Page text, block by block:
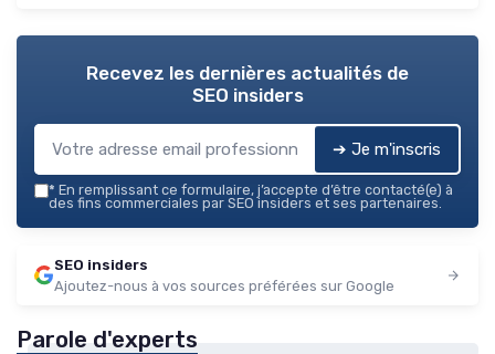
Recevez les dernières actualités de
SEO insiders
➔ Je m'inscris
* En remplissant ce formulaire, j’accepte d’être contacté(e) à
des fins commerciales par SEO insiders et ses partenaires.
SEO insiders
Ajoutez-nous à vos sources préférées sur Google
Parole d'experts